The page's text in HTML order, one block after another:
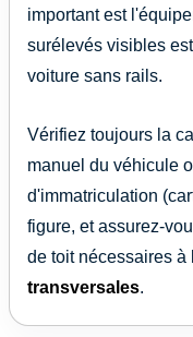
important est
surélevés visibles
voiture sans rails.
Vérifiez toujours la
manuel du véhicule
d'immatriculation
figure, et assurez-
de toit nécessaires
transversales.